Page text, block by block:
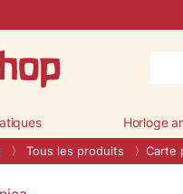
Horloge
Tous les produits Carte